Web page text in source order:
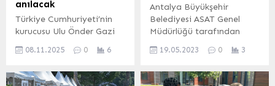
anılacak
Türkiye Cumhuriyeti’nin
kurucusu Ulu Önder Gazi
ölümünün 87. Yılında Efes
şarkılarla anılacak. İZMİR
08.11.2025 0 6
Antalya Büyükşehir
Belediyesi ASAT Genel
Müdürlüğü tarafından
Belkıs Mahallesi’ne 58
yeni terfi istasyonu
19.05.2023 0 3